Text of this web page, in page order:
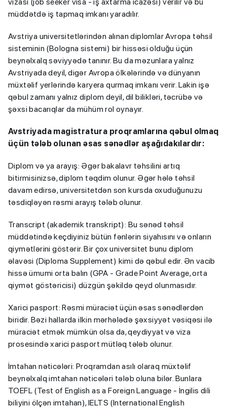
müddətdə iş tapmaq imkanı yaradılır.
Avstriya universitetlərindən alınan diplomlar Avropa təhsil
sisteminin (Bologna sistemi) bir hissəsi olduğu üçün
beynəlxalq səviyyədə tanınır. Bu da məzunlara yalnız
Avstriyada deyil, digər Avropa ölkələrində və dünyanın
müxtəlif yerlərində karyera qurmaq imkanı verir. Lakin işə
qəbul zamanı yalnız diplom deyil, dil bilikləri, təcrübə və
şəxsi bacarıqlar da mühüm rol oynayır.
Avstriyada magistratura proqramlarına qəbul olmaq
üçün tələb olunan əsas sənədlər aşağıdakılardır:
Diplom və ya arayış: Əgər bakalavr təhsilini artıq
bitirmisinizsə, diplom təqdim olunur. Əgər hələ təhsil
davam edirsə, universitetdən son kursda oxuduğunuzu
təsdiqləyən rəsmi arayış tələb olunur.
Transcript (akademik transkript): Bu sənəd təhsil
müddətində keçdiyiniz bütün fənlərin siyahısını və onların
qiymətlərini göstərir. Bir çox universitet bunu diplom
əlavəsi (Diploma Supplement) kimi də qəbul edir. Ən vacib
hissə ümumi orta balın (GPA - Grade Point Average, orta
qiymət göstəricisi) düzgün şəkildə qeyd olunmasıdır.
Xarici pasport: Rəsmi müraciət üçün əsas sənədlərdən
biridir. Bəzi hallarda ilkin mərhələdə şəxsiyyət vəsiqəsi ilə
müraciət etmək mümkün olsa da, qeydiyyat və viza
prosesində xarici pasport mütləq tələb olunur.
İmtahan nəticələri: Proqramdan asılı olaraq müxtəlif
beynəlxalq imtahan nəticələri tələb oluna bilər. Bunlara
TOEFL (Test of English as a Foreign Language - İngilis dili
biliyini ölçən imtahan), IELTS (International English